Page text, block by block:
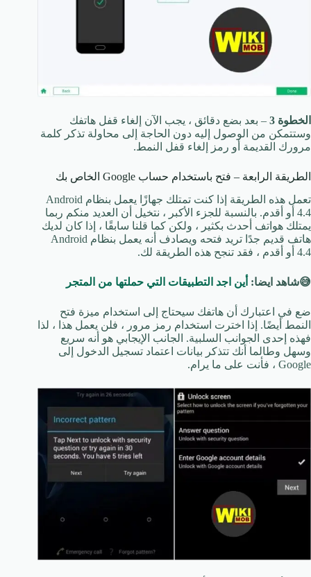
الخطوة 3
– بعد بضع دقائق ، يجب الآن إلغاء قفل هاتفك
وستتمكن من الوصول إليه دون الحاجة إلى محاولة تذكر كلمة
مرورك القديمة أو رمز إلغاء قفل النمط.
الطريقة الرابعة – فتح باستخدام حساب Google الخاص بك
تعمل هذه الطريقة إذا كنت تمتلك جهازًا يعمل بنظام Android
4.4 أو أقدم. بالنسبة للجزء الأكبر ، نتخيل أن العديد منكم ربما
يمتلك هواتف أحدث بكثير ، ولكن كما قلنا سابقًا ، إذا كان لديك
هاتف قديم جدًا تريد فتحه ويصادف أنه يعمل بنظام Android
4.4 أو أقدم ، فقد تنجح هذه الطريقة لك.
😅شاهد ايضا: أين اجد التطبيقات التي حملتها من المتجر
ضع في اعتبارك أن هاتفك سيحتاج إلى استخدام ميزة فتح
النمط أيضًا. إذا اخترت استخدام رمز مرور ، فلن يعمل هذا ، لذا
فهذه إحدى الجوانب السلبية. الجانب الإيجابي هو أنه سريع
وسهل وطالما أنك تتذكر بيانات اعتماد تسجيل الدخول إلى
Google ، فأنت على ما يرام.